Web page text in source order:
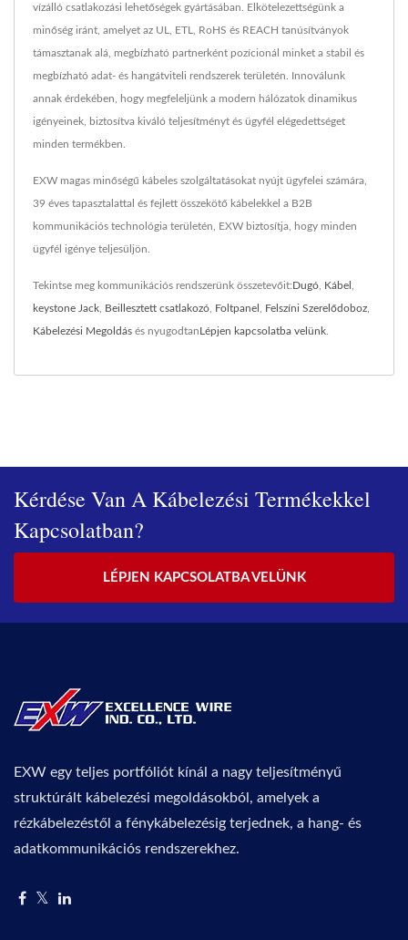
vízálló csatlakozási lehetőségek gyártásában. Elkötelezettségünk a
minőség iránt, amelyet az UL, ETL, RoHS és REACH tanúsítványok
támasztanak alá, megbízható partnerként pozícionál minket a stabil és
megbízható adat- és hangátviteli rendszerek területén. Innoválunk
annak érdekében, hogy megfeleljünk a modern hálózatok dinamikus
igényeinek, biztosítva kiváló teljesítményt és ügyfél elégedettséget
minden termékben.
EXW magas minőségű kábeles szolgáltatásokat nyújt ügyfelei számára,
39 éves tapasztalattal és fejlett összekötő kábelekkel a B2B
kommunikációs technológia területén, EXW biztosítja, hogy minden
ügyfél igénye teljesüljön.
Tekintse meg kommunikációs rendszerünk összetevőit: Dugó, Kábel ,
keystone Jack, Beillesztett csatlakozó, Foltpanel , Felszíni Szerelődoboz,
Kábelezési Megoldás és nyugodtan Lépjen kapcsolatba velünk.
Kérdése Van A Kábelezési Termékekkel
Kapcsolatban?
LÉPJEN KAPCSOLATBA VELÜNK
EXW egy teljes portfóliót kínál a nagy teljesítményű
struktúrált kábelezési megoldásokból, amelyek a
rézkábelezéstől a fénykábelezésig terjednek, a hang- és
adatkommunikációs rendszerekhez.